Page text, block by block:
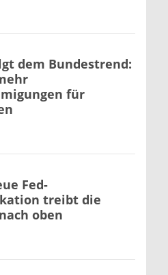
dem Bundestrend:
für
Fed-
treibt die
oben